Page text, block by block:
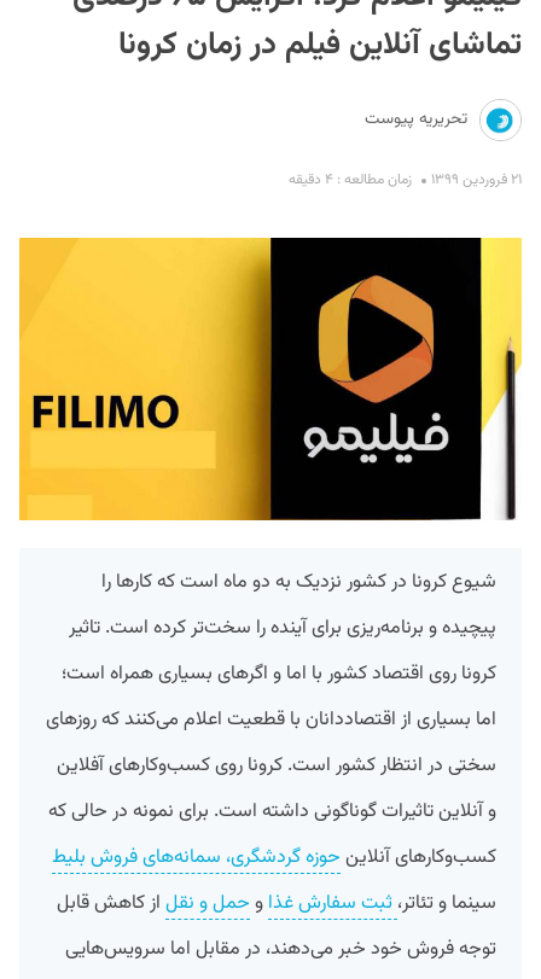
تماشای آنلاین فیلم در زمان کرونا
تحریریه پیوست
۲۱ فروردین ۱۳۹۹ زمان مطالعه : ۴ دقیقه
شیوع کرونا در کشور نزدیک به دو ماه است که کارها را
پیچیده و برنامه‌ریزی برای آینده را سخت‌تر کرده است. تاثیر
کرونا روی اقتصاد کشور با اما و اگرهای بسیاری همراه است؛
اما بسیاری از اقتصاد‌دانان با قطعیت اعلام می‌کنند که روزهای
سختی در انتظار کشور است. کرونا روی کسب‌وکارهای آفلاین
و آنلاین تاثیرات گوناگونی داشته است. برای نمونه در حالی که
کسب‌وکارهای آنلاین حوزه گردشگری، سمانه‌های فروش بلیط
سینما و تئاتر، ثبت سفارش غذا و حمل و نقل از کاهش قابل
توجه فروش خود خبر می‌دهند، در مقابل اما سرویس‌هایی